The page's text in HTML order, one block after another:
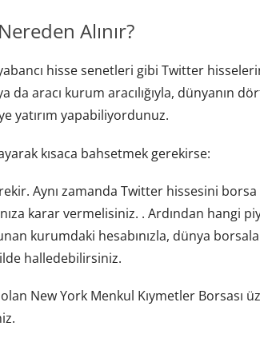
Alınır?
hisse senetleri gibi Twitter
da aracı kurum aracılığıyla, dünyanın
yatırım yapabiliyordunuz.
kısaca bahsetmek gerekirse:
Aynı zamanda Twitter hissesini borsa
karar vermelisiniz. . Ardından hangi
kurumdaki hesabınızla, dünya
halledebilirsiniz.
New York Menkul Kıymetler Borsası